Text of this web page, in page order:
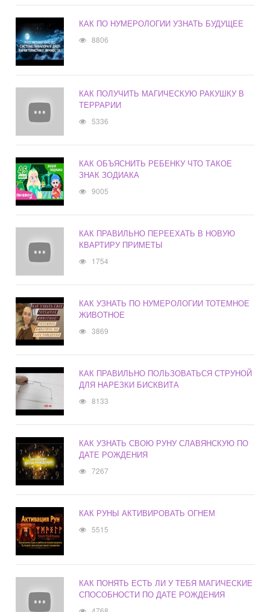
КАК ПО НУМЕРОЛОГИИ УЗНАТЬ БУДУЩЕЕ
8806
КАК ПОЛУЧИТЬ МАГИЧЕСКУЮ РАКУШКУ В
ТЕРРАРИИ
5336
КАК ОБЪЯСНИТЬ РЕБЕНКУ ЧТО ТАКОЕ
ЗНАК ЗОДИАКА
9005
КАК ПРАВИЛЬНО ПЕРЕЕХАТЬ В НОВУЮ
КВАРТИРУ ПРИМЕТЫ
1754
КАК УЗНАТЬ ПО НУМЕРОЛОГИИ ТОТЕМНОЕ
ЖИВОТНОЕ
3869
КАК ПРАВИЛЬНО ПОЛЬЗОВАТЬСЯ СТРУНОЙ
ДЛЯ НАРЕЗКИ БИСКВИТА
8133
КАК УЗНАТЬ СВОЮ РУНУ СЛАВЯНСКУЮ ПО
ДАТЕ РОЖДЕНИЯ
7267
КАК РУНЫ АКТИВИРОВАТЬ ОГНЕМ
5515
КАК ПОНЯТЬ ЕСТЬ ЛИ У ТЕБЯ МАГИЧЕСКИЕ
СПОСОБНОСТИ ПО ДАТЕ РОЖДЕНИЯ